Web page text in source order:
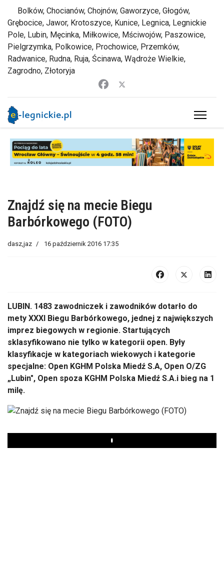
Bolków, Chocianów, Chojnów, Gaworzyce, Głogów,
Grębocice, Jawor, Krotoszyce, Kunice, Legnica, Legnickie
Pole, Lubin, Męcinka, Miłkowice, Mściwojów, Paszowice,
Pielgrzymka, Polkowice, Prochowice, Przemków,
Radwanice, Rudna, Ruja, Ścinawa, Wądroże Wielkie,
Zagrodno, Złotoryja
Znajdź się na mecie Biegu
Barbórkowego (FOTO)
dasz,jaz 16 październik 2016 17:35
LUBIN. 1483 zawodniczek i zawodników dotarło do
mety XXXI Biegu Barbórkowego, jednej z największych
imprez biegowych w regionie. Startujących
sklasyfikowano nie tylko w kategorii open. Były
klasyfikacje w kategoriach wiekowych i kategorie
specjalne: Open KGHM Polska Miedź S.A, Open O/ZG
„Lubin", Open spoza KGHM Polska Miedź S.A.i bieg na 1
milę.
Play